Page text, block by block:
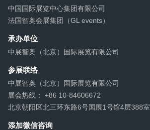
中国国际展览中心集团有限公司
法国智奥会展集团（GL events）
承办单位
中展智奥（北京）国际展览有限公司
参展联络
中展智奥（北京）国际展览有限公司
展会热线： +86 10-84606672
北京朝阳区北三环东路6号国展1号馆4层388室
添加微信咨询